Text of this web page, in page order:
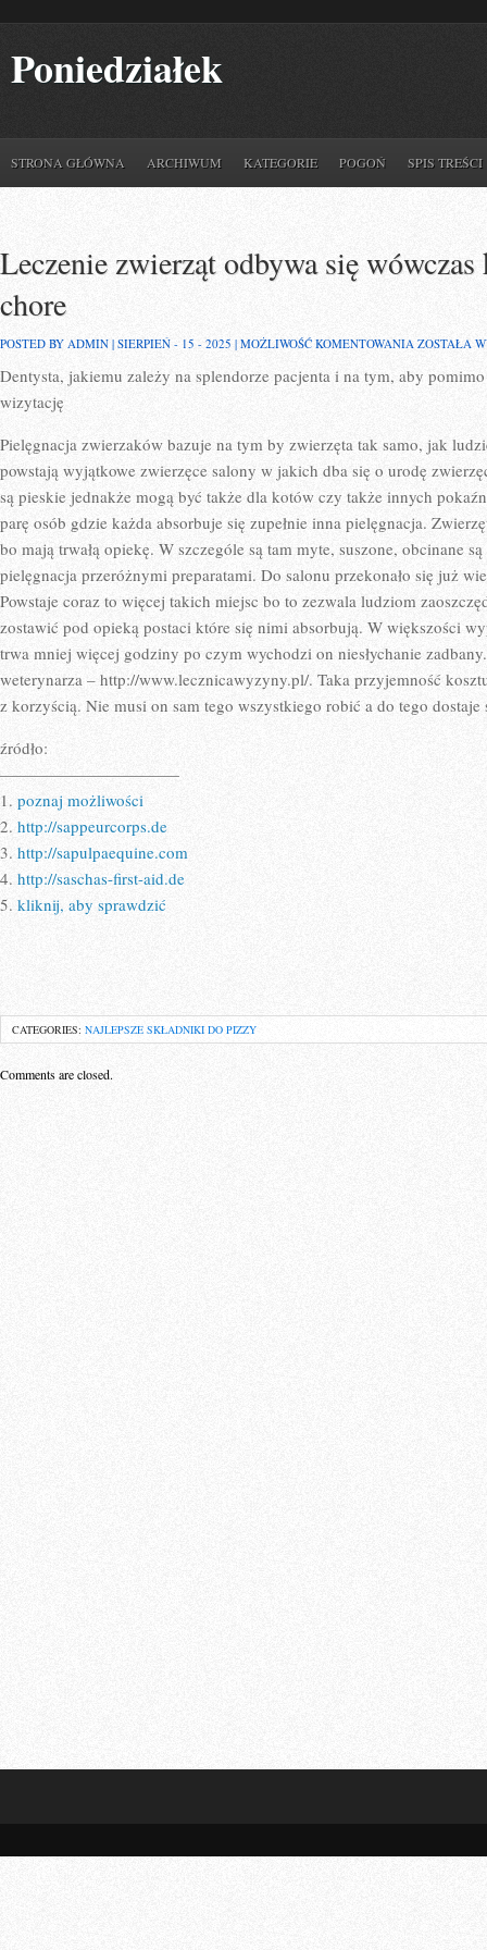
Poniedziałek
STRONA GŁÓWNA ARCHIWUM KATEGORIE POGOŃ SPIS TREŚCI
Leczenie zwierząt odbywa się
chore
POSTED BY ADMIN | SIERPIEŃ - 15 - 2025 | MOŻLIWOŚĆ KOMENTOWANIA LECZENIE
ODBYWA
SIĘ
ZWIERZE
JEST
CHORE
ZOSTAŁA
Dentysta, jakiemu zależy na splendorze pacjenta i na tym, aby
wizytację
Pielęgnacja zwierzaków bazuje na tym by zwierzęta tak samo, jak
powstają wyjątkowe zwierzęce salony w jakich dba się o urodę
są pieskie jednakże mogą być także dla kotów czy także innych
parę osób gdzie każda absorbuje się zupełnie inna pielęgnacja.
bo mają trwałą opiekę. W szczególe są tam myte, suszone, obcinane
pielęgnacja przeróżnymi preparatami. Do salonu przekonało się już
Powstaje coraz to więcej takich miejsc bo to zezwala ludziom
zostawić pod opieką postaci które się nimi absorbują. W większości
trwa mniej więcej godziny po czym wychodzi on niesłychanie
weterynarza – http://www.lecznicawyzyny.pl/. Taka przyjemność
z korzyścią. Nie musi on sam tego wszystkiego robić a do tego dostaje
źródło:
———————————
1. poznaj możliwości
2. http://sappeurcorps.de
3. http://sapulpaequine.com
4. http://saschas-first-aid.de
5. kliknij, aby sprawdzić
CATEGORIES: NAJLEPSZE SKŁADNIKI DO PIZZY
Comments are closed.